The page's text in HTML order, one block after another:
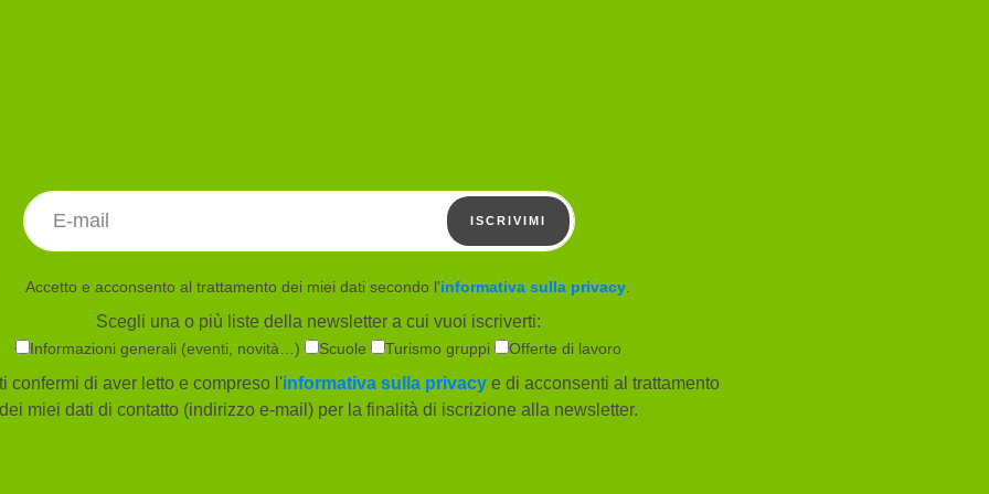
ISCRIVIMI
Accetto e acconsento al trattamento dei miei dati secondo l'informativa sulla privacy.
Scegli una o più liste della newsletter a cui vuoi iscriverti:
Informazioni generali (eventi, novità…) Scuole Turismo gruppi Offerte di lavoro
confermi di aver letto e compreso l'informativa sulla privacye di acconsenti al trattamento
dei miei dati di contatto (indirizzo e-mail) per la finalità di iscrizione alla newsletter.